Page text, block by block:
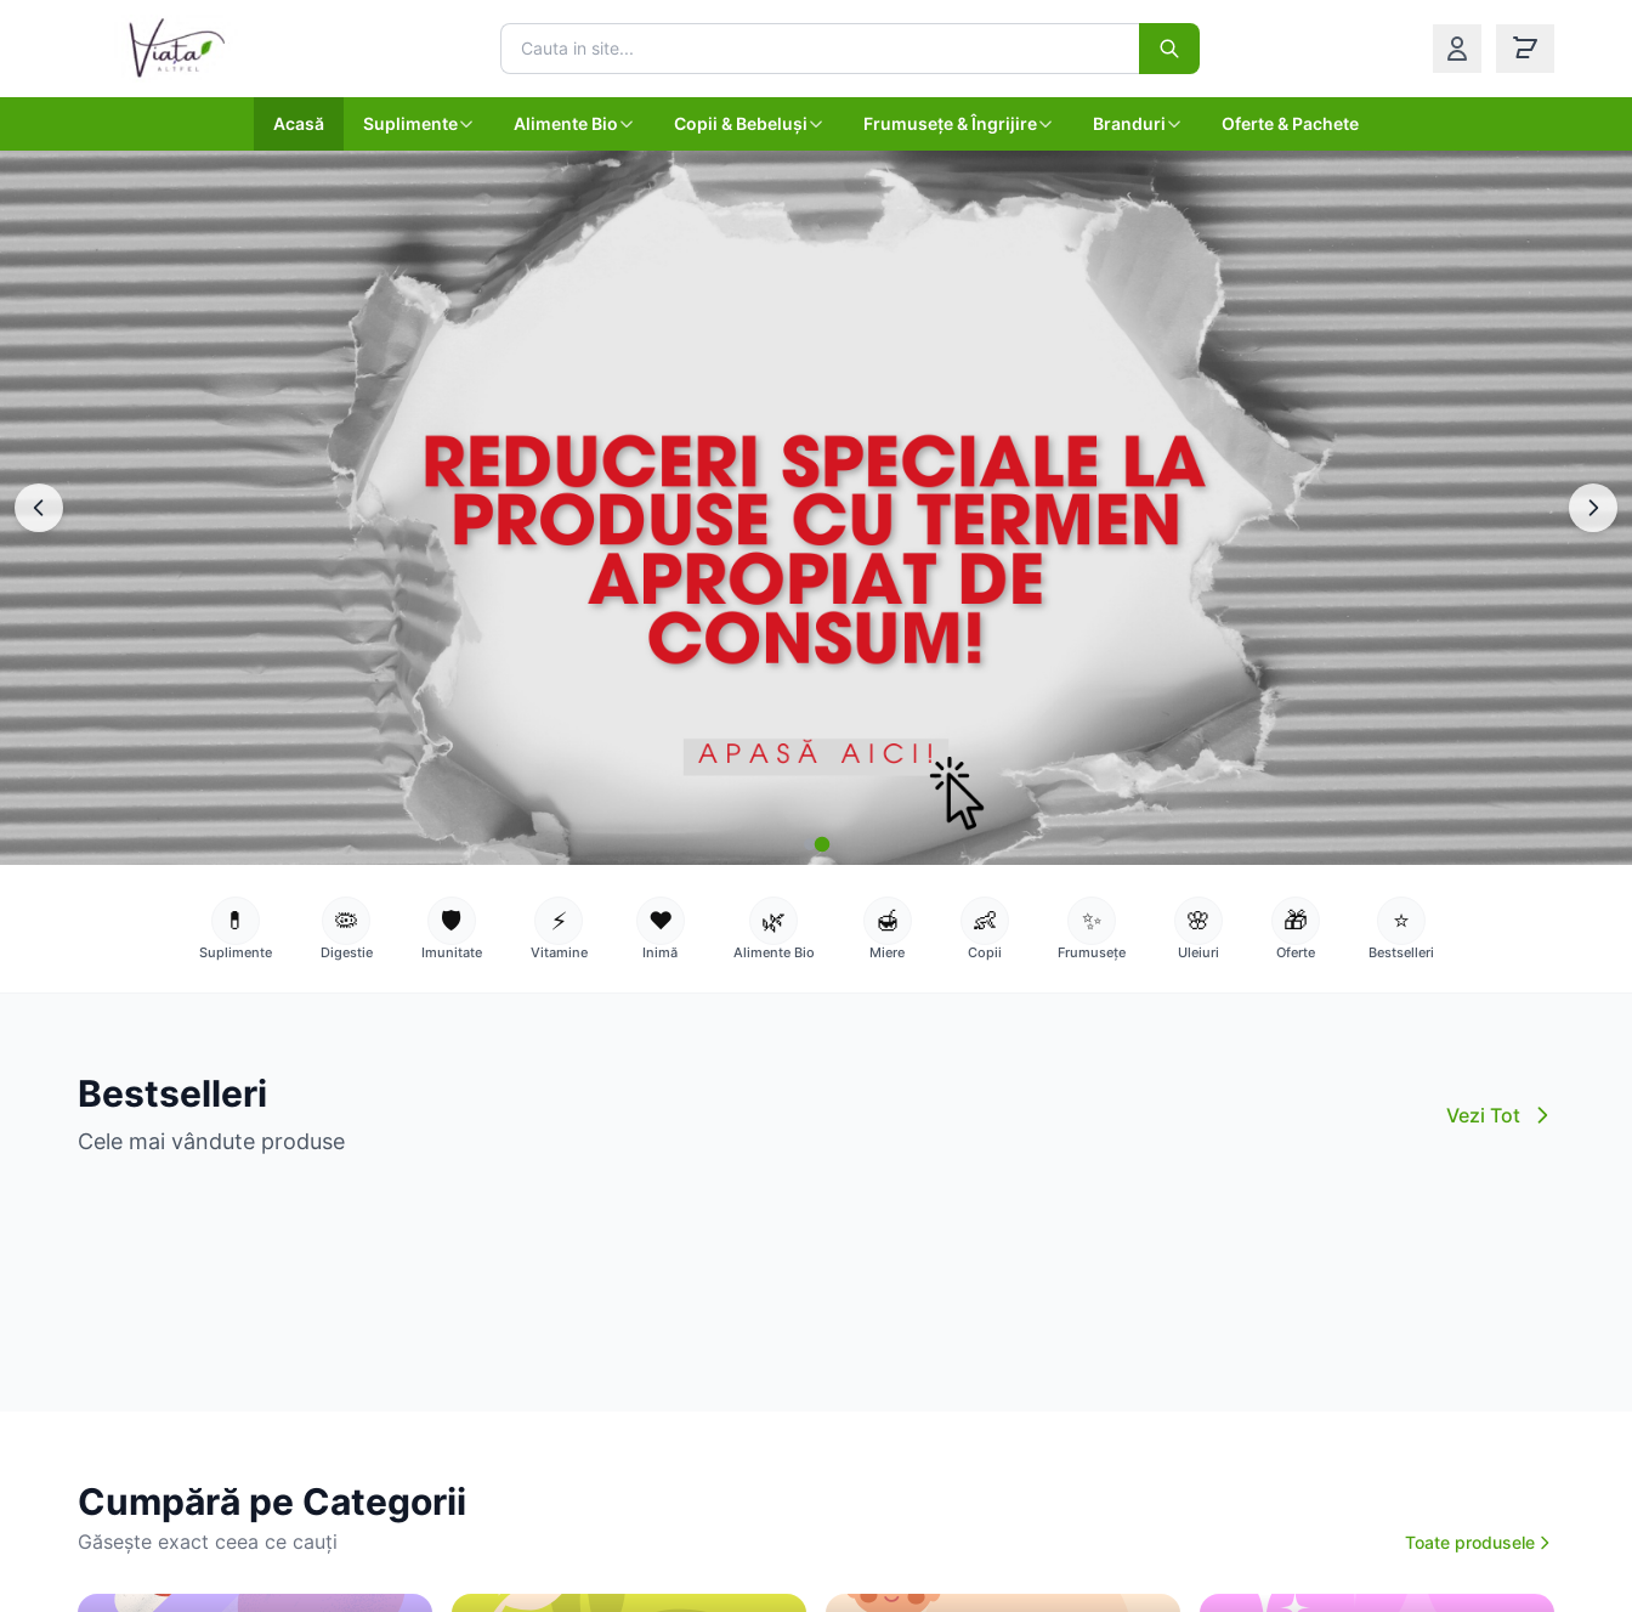
Acasă Suplimente Alimente Bio Copii & Bebeluși Frumusețe & Îngrijire Branduri Oferte & Pachete
💊
Suplimente
🦠
Digestie
🛡️
Imunitate
⚡
Vitamine
❤️
Inimă
🌿
Alimente Bio
🍯
Miere
👶
Copii
✨
Frumusețe
🌸
Uleiuri
🎁
Oferte
⭐
Bestselleri
Bestselleri
Cele mai vândute produse
Vezi Tot
Cumpără pe Categorii
Găsește exact ceea ce cauți Toate produsele